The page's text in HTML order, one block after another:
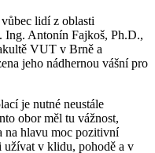
lidí z oblasti
Ing. Antonín Fajkoš, Ph.D.,
VUT v Brně a
jeho nádhernou vášní pro
je nutné neustále
obor měl tu vážnost,
na hlavu moc pozitivní
užívat v klidu, pohodě a v